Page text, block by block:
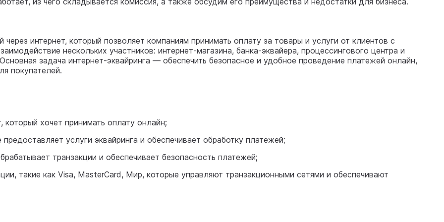
интернет, который позволяет компаниям принимать оплату за товары и услуги от клиентов с
нескольких участников: интернет-магазина, банка-эквайера, процессингового центра и
задача интернет-эквайринга — обеспечить безопасное и удобное проведение платежей онлайн,
покупателей.
хочет принимать оплату онлайн;
услуги эквайринга и обеспечивает обработку платежей;
транзакции и обеспечивает безопасность платежей;
такие как Visa, MasterCard, Мир, которые управляют транзакционными сетями и обеспечивают